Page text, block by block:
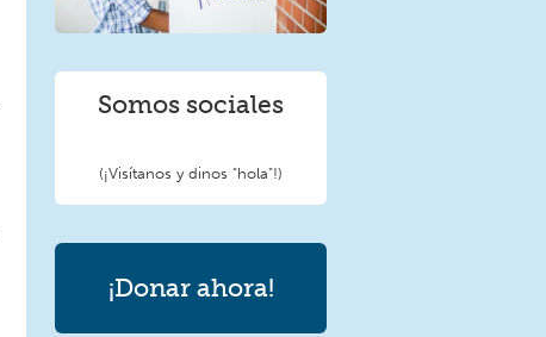
Somos sociales
(¡Visítanos y dinos "hola"!)
¡Donar ahora!